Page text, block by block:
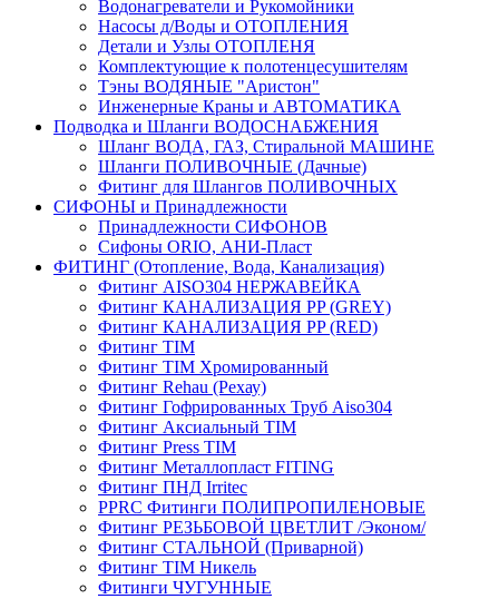
Водонагреватели и Рукомойники
Насосы д/Воды и ОТОПЛЕНИЯ
Детали и Узлы ОТОПЛЕНЯ
Комплектующие к полотенцесушителям
Тэны ВОДЯНЫЕ "Аристон"
Инженерные Краны и АВТОМАТИКА
Подводка и Шланги ВОДОСНАБЖЕНИЯ
Шланг ВОДА, ГАЗ, Стиральной МАШИНЕ
Шланги ПОЛИВОЧНЫЕ (Дачные)
Фитинг для Шлангов ПОЛИВОЧНЫХ
СИФОНЫ и Принадлежности
Принадлежности СИФОНОВ
Сифоны ORIO, АНИ-Пласт
ФИТИНГ (Отопление, Вода, Канализация)
Фитинг AISO304 НЕРЖАВЕЙКА
Фитинг КАНАЛИЗАЦИЯ PP (GREY)
Фитинг КАНАЛИЗАЦИЯ PP (RED)
Фитинг TIM
Фитинг TIM Хромированный
Фитинг Rehau (Рехау)
Фитинг Гофрированных Труб Aiso304
Фитинг Аксиальный TIM
Фитинг Press TIM
Фитинг Металлопласт FITING
Фитинг ПНД Irritec
PPRC Фитинги ПОЛИПРОПИЛЕНОВЫЕ
Фитинг РЕЗЬБОВОЙ ЦВЕТЛИТ /Эконом/
Фитинг СТАЛЬНОЙ (Приварной)
Фитинг TIM Никель
Фитинги ЧУГУННЫЕ